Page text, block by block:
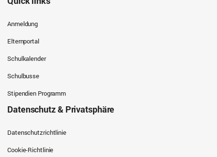
Anmeldung
Elternportal
Schulkalender
Schulbusse
Stipendien Programm
Datenschutz & Privatsphäre
Datenschutzrichtlinie
Cookie-Richtlinie